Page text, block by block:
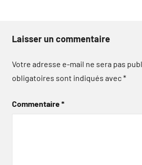
Laisser un commentaire
Votre adresse e-mail ne sera pas
obligatoires sont indiqués avec*
Commentaire*